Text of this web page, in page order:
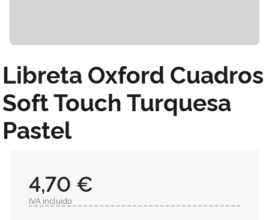
Libreta Oxford Cuadros
Soft Touch Turquesa
Pastel
4,70 €
IVA incluido